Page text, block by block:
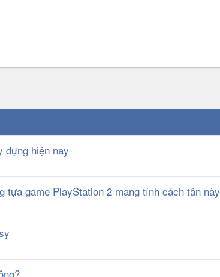
dựng hiện nay
tựa game PlayStation 2 mang tính cách tân này